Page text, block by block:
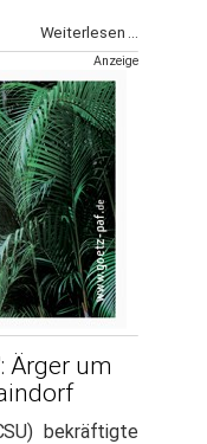
Weiterlesen ...
Anzeige
Ärger um
bekräftigte